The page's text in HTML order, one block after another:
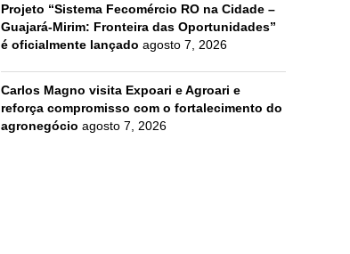
Projeto “Sistema Fecomércio RO na Cidade –
Guajará-Mirim: Fronteira das Oportunidades”
é oficialmente lançado agosto 7, 2026
Carlos Magno visita Expoari e Agroari e
reforça compromisso com o fortalecimento do
agronegócio agosto 7, 2026